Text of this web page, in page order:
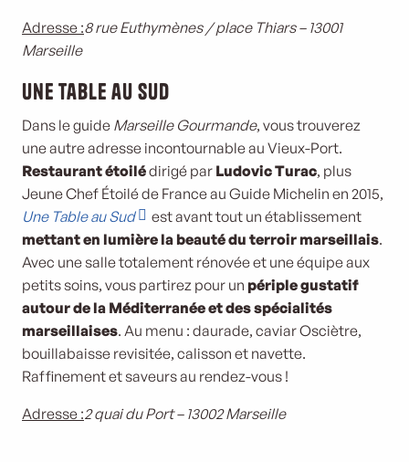
Adresse :8 rue Euthymènes / place Thiars – 13001
Marseille
Une Table au Sud
Dans le guide Marseille Gourmande, vous trouverez
une autre adresse incontournable au Vieux-Port.
Restaurant étoilédirigé par Ludovic Turac, plus
Jeune Chef Étoilé de France au Guide Michelin en 2015,
Une Table au Sud
est avant tout un établissement
mettant en lumière la beauté du terroir marseillais.
Avec une salle totalement rénovée et une équipe aux
petits soins, vous partirez pour un périple gustatif
autour de la Méditerranée et des spécialités
marseillaises. Au menu : daurade, caviar Osciètre,
bouillabaisse revisitée, calisson et navette.
Raffinement et saveurs au rendez-vous !
Adresse :2 quai du Port – 13002 Marseille